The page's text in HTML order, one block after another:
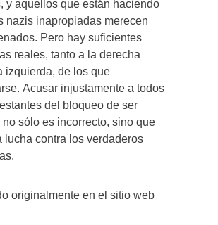
y aquellos que están haciendo
nazis inapropiadas merecen
Pero hay suficientes
reales, tanto a la derecha
izquierda, de los que
Acusar injustamente a todos
del bloqueo de ser
no sólo es incorrecto, sino que
lucha contra los verdaderos
originalmente en el sitio web